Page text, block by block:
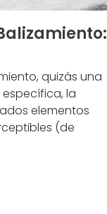
quizás una
la
elementos
(de